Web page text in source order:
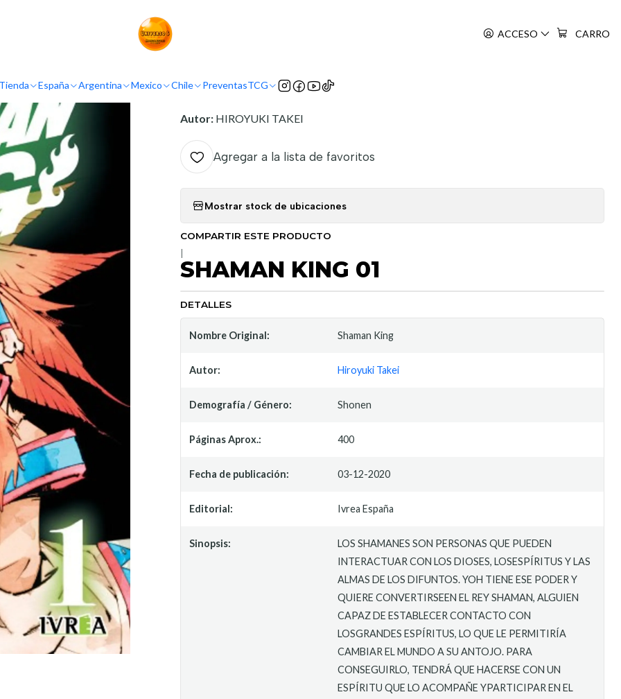
ACCESO CARRO
Tienda España Argentina Mexico Chile PreventasTCG
Nombre original:Shaman King
Autor: HIROYUKI TAKEI
Agregar a la lista de favoritos
Mostrar stock de ubicaciones
COMPARTIR ESTE PRODUCTO
SHAMAN KING 01
DETALLES
Nombre Original: Shaman King
Autor: Hiroyuki Takei
Demografía / Género: Shonen
Páginas Aprox.: 400
Fecha de publicación: 03-12-2020
Editorial: Ivrea España
Sinopsis:
LOS SHAMANES SON PERSONAS QUE PUEDEN
INTERACTUAR CON LOS DIOSES, LOSESPÍRITUS Y LAS
ALMAS DE LOS DIFUNTOS. YOH TIENE ESE PODER Y
QUIERE CONVERTIRSEEN EL REY SHAMAN, ALGUIEN
CAPAZ DE ESTABLECER CONTACTO CON
LOSGRANDES ESPÍRITUS, LO QUE LE PERMITIRÍA
CAMBIAR EL MUNDO A SU ANTOJO. PARA
CONSEGUIRLO, TENDRÁ QUE HACERSE CON UN
ESPÍRITU QUE LO ACOMPAÑE YPARTICIPAR EN EL